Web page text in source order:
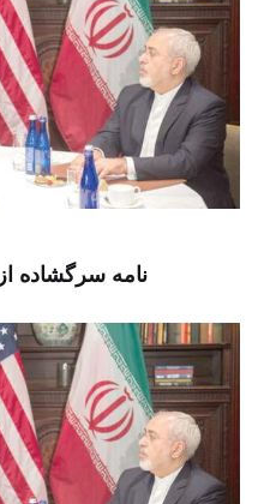
نامه سرگشاده از ۷۲ دانشگاه به آقای روحانی